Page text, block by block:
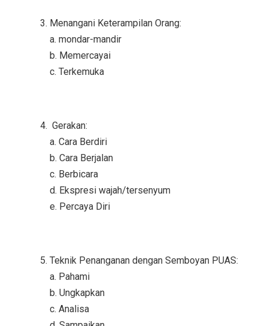
Menangani Keterampilan Orang:
a. mondar-mandir
b. Memercayai
c. Terkemuka
Gerakan:
a. Cara Berdiri
b. Cara Berjalan
c. Berbicara
d. Ekspresi wajah/tersenyum
e. Percaya Diri
Teknik Penanganan dengan Semboyan PUAS:
a. Pahami
b. Ungkapkan
c. Analisa